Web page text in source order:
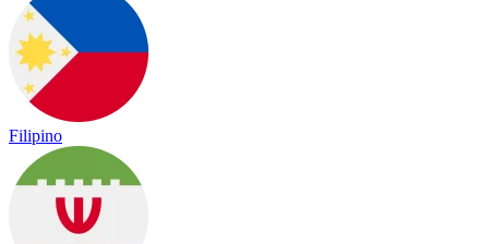
Filipino